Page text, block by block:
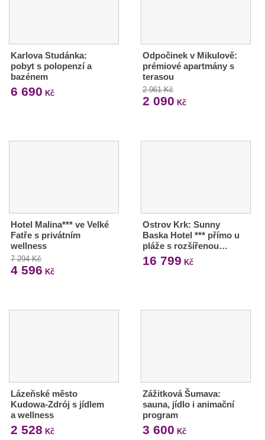
Karlova Studánka:
pobyt s polopenzí a
bazénem
6 690 Kč
Odpočinek v Mikulově:
prémiové apartmány s
terasou
2 961 Kč
2 090 Kč
Hotel Malina*** ve Velké
Fatře s privátním
wellness
7 294 Kč
4 596 Kč
Ostrov Krk: Sunny
Baska Hotel *** přímo u
pláže s rozšířenou…
16 799 Kč
Lázeňské město
Kudowa-Zdrój s jídlem
a wellness
2 528 Kč
Zážitková Šumava:
sauna, jídlo i animační
program
3 600 Kč